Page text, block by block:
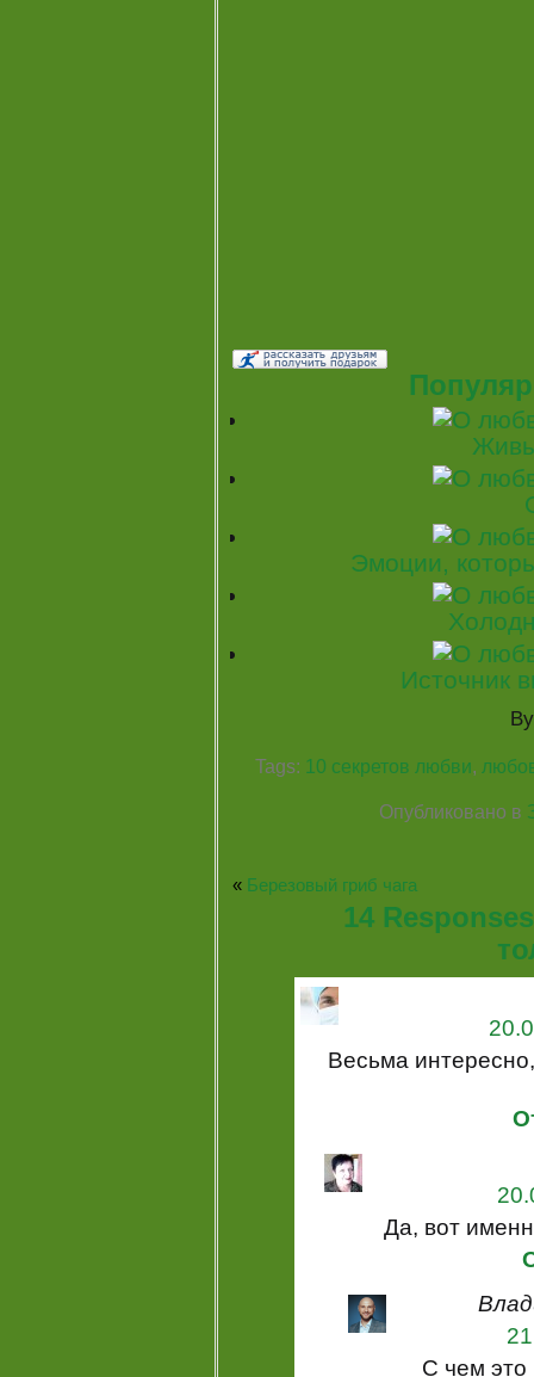
Эмоции,
Источник
Tags: 10 секретов любви,
Опубликовано в
« Березовый гриб чага
14
Весьма
Да, вот
С чем это